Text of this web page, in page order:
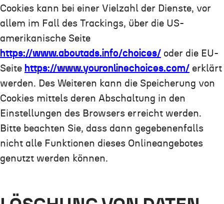
Cookies kann bei einer Vielzahl der Dienste, vor
allem im Fall des Trackings, über die US-
amerikanische Seite
https://www.aboutads.info/choices/ oder die EU-
Seite https://www.youronlinechoices.com/ erklärt
werden. Des Weiteren kann die Speicherung von
Cookies mittels deren Abschaltung in den
Einstellungen des Browsers erreicht werden.
Bitte beachten Sie, dass dann gegebenenfalls
nicht alle Funktionen dieses Onlineangebotes
genutzt werden können.